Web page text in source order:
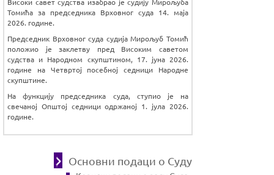
Томића за председника Врховног суда 14. маја
2026. године.
Председник Врховног суда судија Мирољуб Томић
положио је заклетву пред Високим саветом
судства и Народном скупштином, 17. јуна 2026.
године на Четвртој посебној седници Народне
скупштине.
На функцију председника суда, ступио је на
свечаној Општој седници одржаној 1. јула 2026.
године.
Основни подаци о Суду